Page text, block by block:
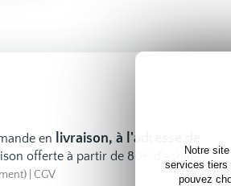
Notre
services tiers
pouvez
en livraison, à l'adresse de
offerte à partir de 80€ d'achats.
| CGV